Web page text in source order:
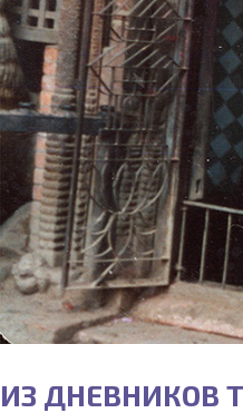
ИЗ ДНЕВНИКОВ